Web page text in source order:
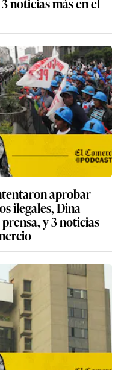
aprobar
ilegales, Dina
y 3 noticias